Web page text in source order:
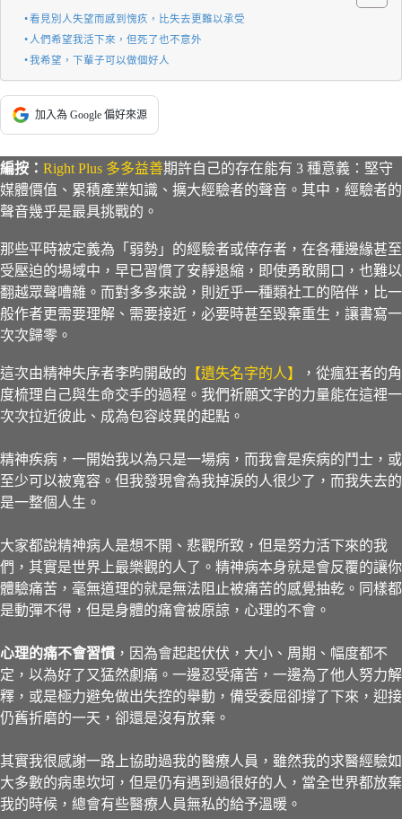
看見別人失望而感到愧疚，比失去更難以承受
人們希望我活下來，但死了也不意外
我希望，下輩子可以做個好人
加入為 Google 偏好來源
編按： Right Plus 多多益善期許自己的存在能有 3 種意義：堅守
媒體價值、累積產業知識、擴大經驗者的聲音。其中，經驗者的
聲音幾乎是最具挑戰的。
那些平時被定義為「弱勢」的經驗者或倖存者，在各種邊緣甚至
受壓迫的場域中，早已習慣了安靜退縮，即使勇敢開口，也難以
翻越眾聲嘈雜。而對多多來說，則近乎一種類社工的陪伴，比一
般作者更需要理解、需要接近，必要時甚至毀棄重生，讓書寫一
次次歸零。
這次由精神失序者李昀開啟的 【遺失名字的人】
，從瘋狂者的角
度梳理自己與生命交手的過程。我們祈願文字的力量能在這裡一
次次拉近彼此、成為包容歧異的起點。
精神疾病，一開始我以為只是一場病，而我會是疾病的鬥士，或
至少可以被寬容。但我發現會為我掉淚的人很少了，而我失去的
是一整個人生。
大家都說精神病人是想不開、悲觀所致，但是努力活下來的我
們，其實是世界上最樂觀的人了。精神病本身就是會反覆的讓你
體驗痛苦，毫無道理的就是無法阻止被痛苦的感覺抽乾。同樣都
是動彈不得，但是身體的痛會被原諒，心理的不會。
心理的痛不會習慣 ，因為會起起伏伏，大小、周期、幅度都不
定，以為好了又猛然劇痛。一邊忍受痛苦，一邊為了他人努力解
釋，或是極力避免做出失控的舉動，備受委屈卻撐了下來，迎接
仍舊折磨的一天，卻還是沒有放棄。
其實我很感謝一路上協助過我的醫療人員，雖然我的求醫經驗如
大多數的病患坎坷，但是仍有遇到過很好的人，當全世界都放棄
我的時候，總會有些醫療人員無私的給予溫暖。